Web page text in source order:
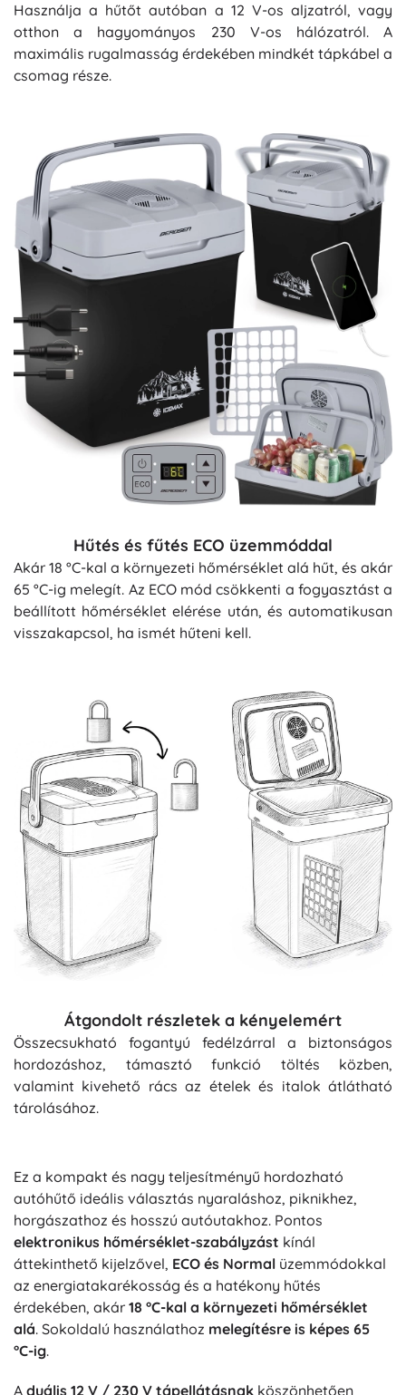
Használja a hűtőt autóban a 12 V-os aljzatról, vagy
otthon a hagyományos 230 V-os hálózatról. A
maximális rugalmasság érdekében mindkét tápkábel a
csomag része.
Hűtés és fűtés ECO üzemmóddal
Akár 18 °C-kal a környezeti hőmérséklet alá hűt, és akár
65 °C-ig melegít. Az ECO mód csökkenti a fogyasztást a
beállított hőmérséklet elérése után, és automatikusan
visszakapcsol, ha ismét hűteni kell.
Átgondolt részletek a kényelemért
Összecsukható fogantyú fedélzárral a biztonságos
hordozáshoz, támasztó funkció töltés közben,
valamint kivehető rács az ételek és italok átlátható
tárolásához.
Ez a kompakt és nagy teljesítményű hordozható
autóhűtő ideális választás nyaraláshoz, piknikhez,
horgászathoz és hosszú autóutakhoz. Pontos
elektronikus hőmérséklet-szabályzást kínál
áttekinthető kijelzővel, ECO és Normal üzemmódokkal
az energiatakarékosság és a hatékony hűtés
érdekében, akár 18 °C-kal a környezeti hőmérséklet
alá. Sokoldalú használathoz melegítésre is képes 65
°C-ig.
A duális 12 V / 230 V tápellátásnak köszönhetően